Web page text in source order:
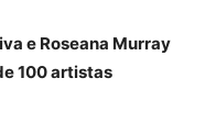
e Roseana Murray
100 artistas